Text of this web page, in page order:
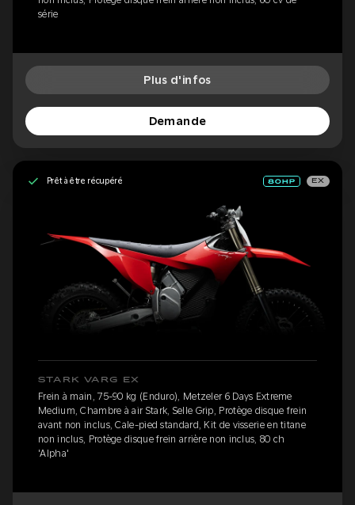
série
Plus d'infos
Demande
Prêt à être récupéré EX
STARK VARG EX
Frein à main, 75-90 kg (Enduro), Metzeler 6 Days Extreme
Medium, Chambre à air Stark, Selle Grip, Protège disque frein
avant non inclus, Cale-pied standard, Kit de visserie en titane
non inclus, Protège disque frein arrière non inclus, 80 ch
'Alpha'